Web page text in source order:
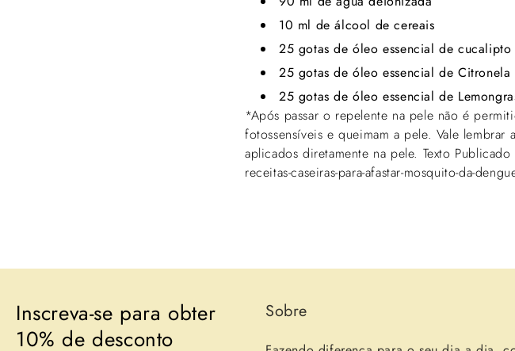
10 ml de álcool de cereais
25 gotas de óleo essencial de
25 gotas de óleo essencial de Citronela
25 gotas de óleo essencial de
*Após passar o repelente na pele não é
fotossensíveis e queimam a pele. Vale
aplicados diretamente na pele. Texto
receitas-caseiras-para-afastar-mosquito-da-
Inscreva-se para obter
10% de desconto
Sobre